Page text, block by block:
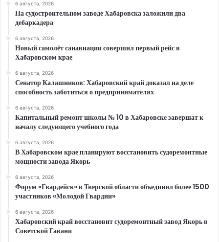
6 августа, 2026
На судостроительном заводе Хабаровска заложили два
дебаркадера
6 августа, 2026
Новый самолёт санавиации совершил первый рейс в
Хабаровском крае
6 августа, 2026
Сенатор Калашников: Хабаровский край доказал на деле
способность заботиться о предпринимателях
6 августа, 2026
Капитальный ремонт школы № 10 в Хабаровске завершат к
началу следующего учебного года
6 августа, 2026
В Хабаровском крае планируют восстановить судоремонтные
мощности завода Якорь
6 августа, 2026
Форум «Гвардейск» в Тверской области объединил более 1500
участников «Молодой Гвардии»
6 августа, 2026
Хабаровский край восстановит судоремонтный завод Якорь в
Советской Гавани